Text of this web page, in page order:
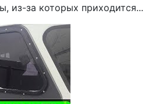
из-за которых приходится...